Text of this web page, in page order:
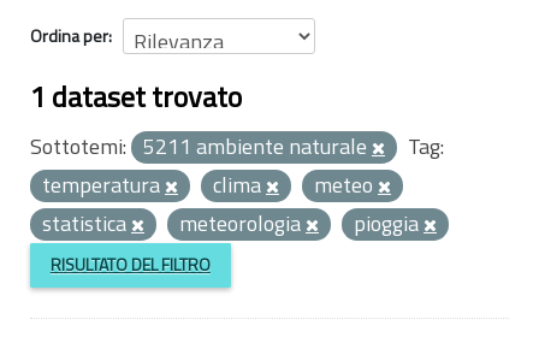
Ordina per
1 dataset trovato
Sottotemi: 5211 ambiente naturale
Tag:
temperatura
clima
meteo
statistica
meteorologia pioggia
RISULTATO DEL FILTRO